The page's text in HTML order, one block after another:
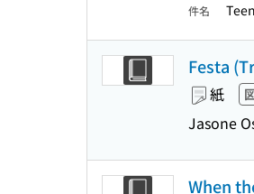
件名
Festa
紙
Jasone
When